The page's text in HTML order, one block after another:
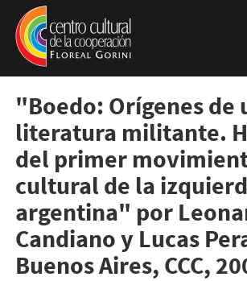
Pasar al contenido principal
Jump to main content
"Boedo: Orígenes de
literatura militante.
del primer
cultural de la
argentina" por
Candiano y Lucas
Buenos Aires, CCC,